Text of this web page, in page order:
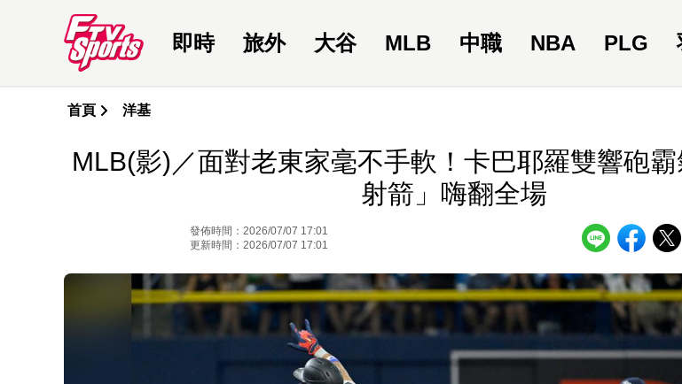
即時 旅外 大谷 MLB 中職 NBA PLG
首頁 洋基
MLB(影)／面對老東家毫不手軟！卡巴耶羅雙響砲
射箭」嗨翻全場
發佈時間：2026/07/07 17:01
更新時間：2026/07/07 17:01